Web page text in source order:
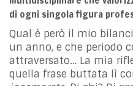
di ogni singola figura
Qual è però il mio
un anno, e che periodo
attraversato… La mia
quella frase buttata lì